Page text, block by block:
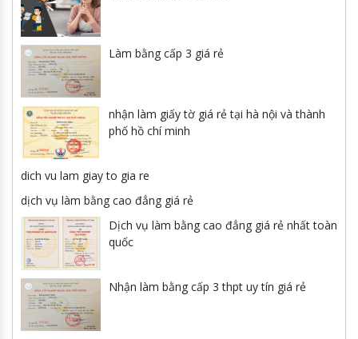
Làm bằng cấp 3 giá rẻ
nhận làm giấy tờ giá rẻ tại hà nội và thành
phố hồ chí minh
dich vu lam giay to gia re
dịch vụ làm bằng cao đẳng giá rẻ
Dịch vụ làm bằng cao đẳng giá rẻ nhất toàn
quốc
Nhận làm bằng cấp 3 thpt uy tín giá rẻ